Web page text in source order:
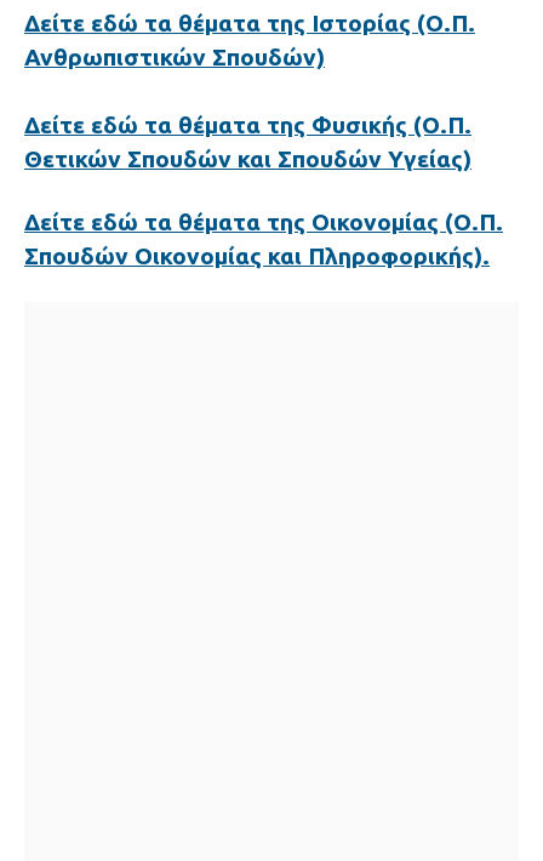
Δείτε εδώ τα θέματα της Ιστορίας (Ο.Π.
Ανθρωπιστικών Σπουδών)
Δείτε εδώ τα θέματα της Φυσικής (Ο.Π.
Θετικών Σπουδών και Σπουδών Υγείας)
Δείτε εδώ τα θέματα της Οικονομίας (Ο.Π.
Σπουδών Οικονομίας και Πληροφορικής).